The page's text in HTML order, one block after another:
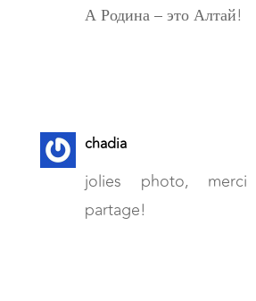
А Родина – это Алтай!
chadia
jolies photo,
partage!